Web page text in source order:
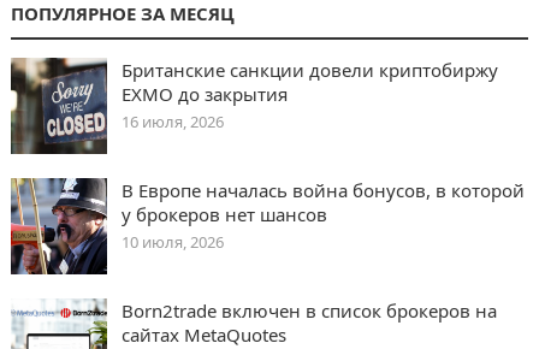
ПОПУЛЯРНОЕ ЗА МЕСЯЦ
Британские санкции довели криптобиржу
EXMO до закрытия
16 июля, 2026
В Европе началась война бонусов, в которой
у брокеров нет шансов
10 июля, 2026
Born2trade включен в список брокеров на
сайтах MetaQuotes